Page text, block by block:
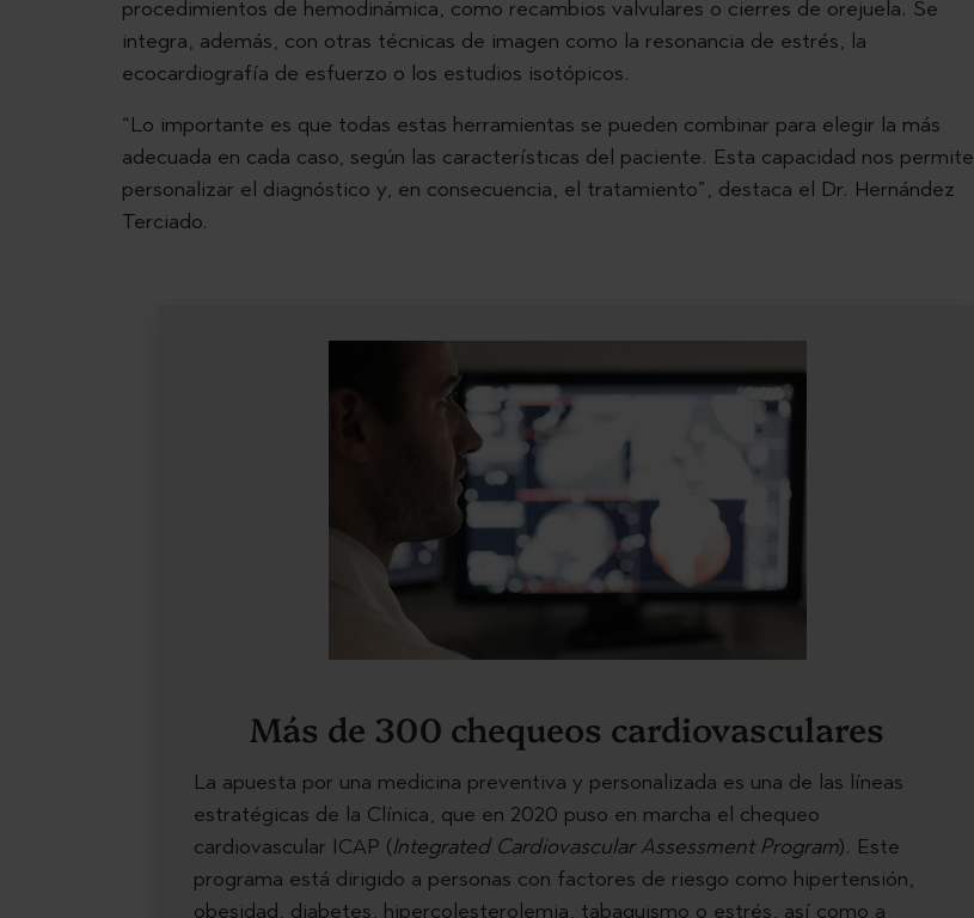
procedimientos de hemodinámica, como recambios valvulares o cierres de orejuela. Se
integra, además, con otras técnicas de imagen como la resonancia de estrés, la
ecocardiografía de esfuerzo o los estudios isotópicos.
“Lo importante es que todas estas herramientas se pueden combinar para elegir la más
adecuada en cada caso, según las características del paciente. Esta capacidad nos permite
personalizar el diagnóstico y, en consecuencia, el tratamiento”, destaca el Dr. Hernández
Terciado.
Más de 300 chequeos cardiovasculares
La apuesta por una medicina preventiva y personalizada es una de las líneas
estratégicas de la Clínica, que en 2020 puso en marcha el chequeo
cardiovascular ICAP (Integrated Cardiovascular Assessment Program). Este
programa está dirigido a personas con factores de riesgo como hipertensión,
obesidad, diabetes, hipercolesterolemia, tabaquismo o estrés, así como a